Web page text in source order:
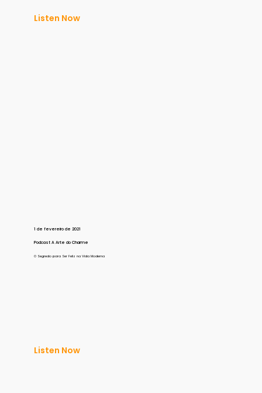
Listen Now
1 de fevereiro de 2021
Podcast A Arte do Charme
O Segredo para Ser Feliz na Vida Moderna
Listen Now